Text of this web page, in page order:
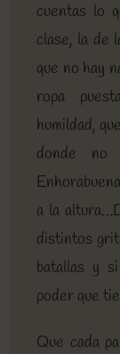
cuentas lo
clase, la de
que no hay
ropa
humildad,
donde no
a la
distintos
batallas y
poder que
Que cada